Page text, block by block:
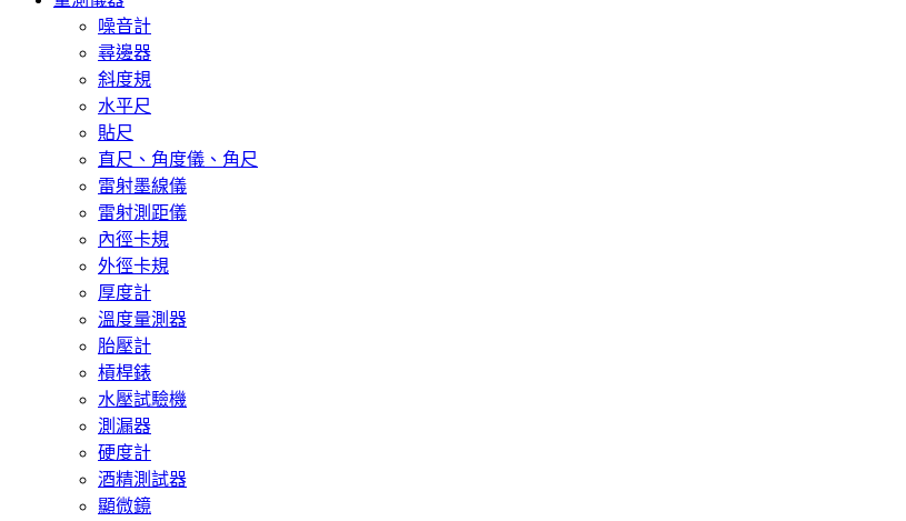
噪音計
尋邊器
斜度規
水平尺
貼尺
直尺、角度儀、角尺
雷射墨線儀
雷射測距儀
內徑卡規
外徑卡規
厚度計
溫度量測器
胎壓計
槓桿錶
水壓試驗機
測漏器
硬度計
酒精測試器
顯微鏡